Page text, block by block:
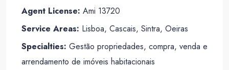
Agent License: Ami 13720
Service Areas: Lisboa, Cascais, Sintra, Oeiras
Specialties: Gestão propriedades, compra, venda e
arrendamento de imóveis habitacionais